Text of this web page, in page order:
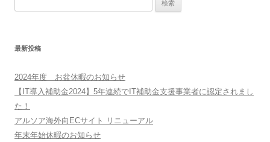
最新投稿
2024年度 お盆休暇のお知らせ
【IT導入補助金2024】5年連続でIT補助金支援事業者に認定されまし
た！
アルソア海外向ECサイト リニューアル
年末年始休暇のお知らせ